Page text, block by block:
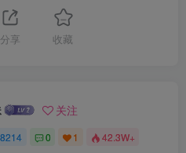
分享 收藏
关注
8214 0 1 42.3W+